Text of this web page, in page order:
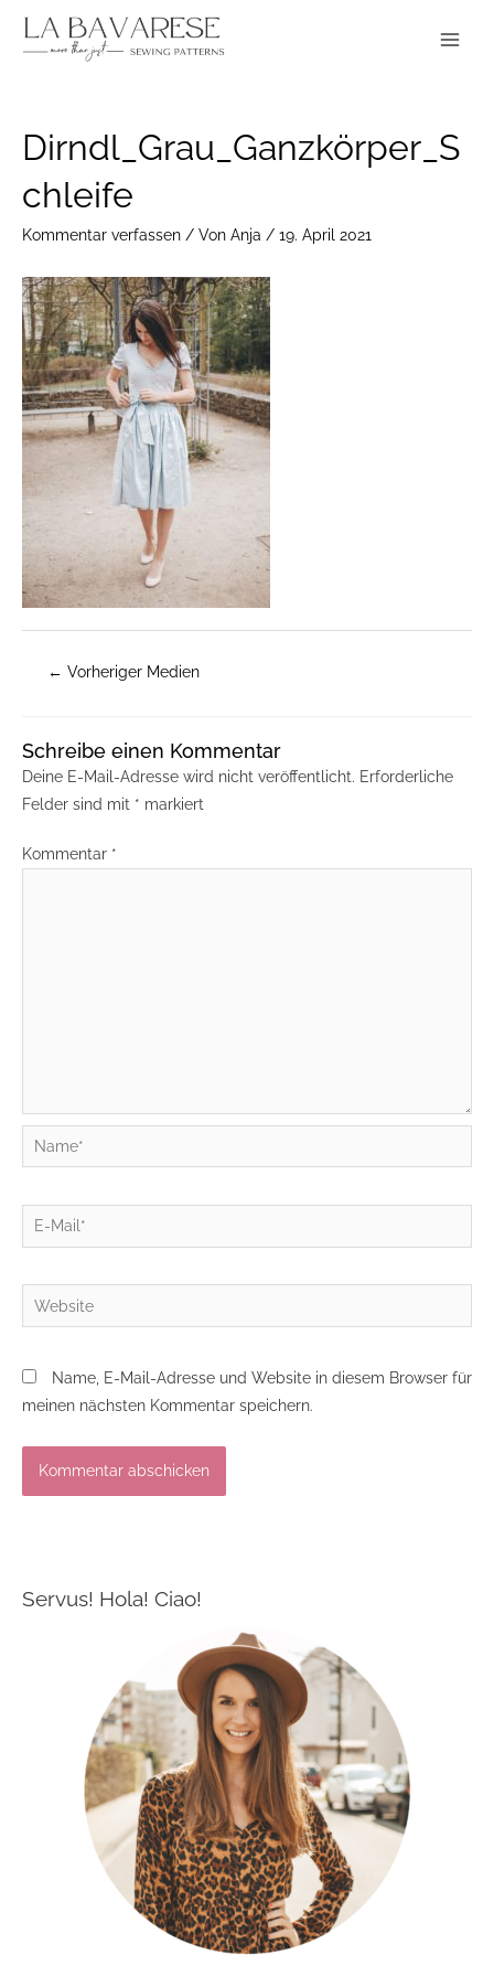
Inhalt
Dirndl_Grau_Ganzkörper_S
chleife
Kommentar verfassen / Von Anja / 19. April 2021
navigation
← Vorheriger Medien
Schreibe einen Kommentar
Deine E-Mail-Adresse wird nicht veröffentlicht. Erforderliche
Felder sind mit * markiert
Kommentar *
Name*
E-
Mail*
Website
Name, E-Mail-Adresse und Website in diesem Browser für
meinen nächsten Kommentar speichern.
Servus! Hola! Ciao!